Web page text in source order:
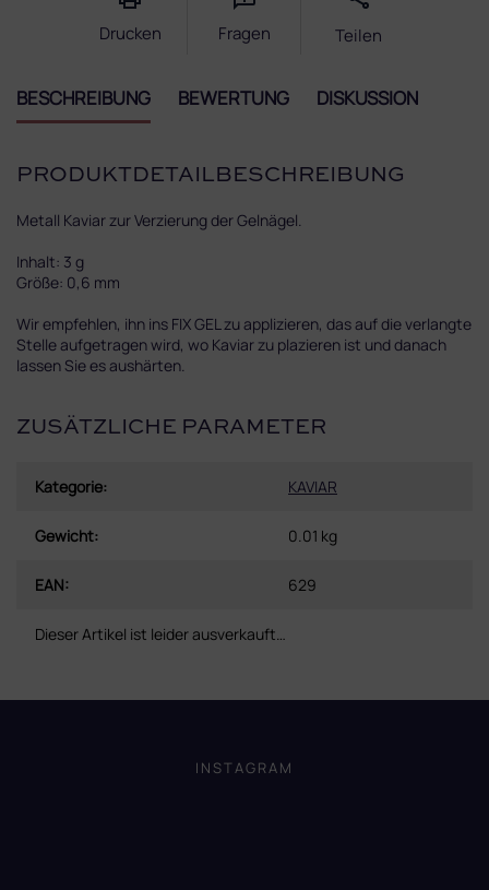
Drucken Fragen Teilen
BESCHREIBUNG BEWERTUNG DISKUSSION
PRODUKTDETAILBESCHREIBUNG
Metall Kaviar zur Verzierung der Gelnägel.
Inhalt: 3 g
Größe: 0,6 mm
Wir empfehlen, ihn ins FIX GEL zu applizieren, das auf die verlangte
Stelle aufgetragen wird, wo Kaviar zu plazieren ist und danach
lassen Sie es aushärten.
ZUSÄTZLICHE PARAMETER
Kategorie: KAVIAR
Gewicht: 0.01 kg
EAN: 629
Dieser Artikel ist leider ausverkauft…
INSTAGRAM